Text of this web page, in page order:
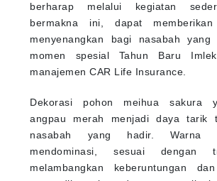
berharap melalui kegiatan
bermakna ini, dapat
menyenangkan bagi nasabah yang
momen spesial Tahun Baru
manajemen CAR Life Insurance.
Dekorasi pohon meihua sakura
angpau merah menjadi daya tarik
nasabah yang hadir. Warna
mendominasi, sesuai dengan
melambangkan keberuntungan